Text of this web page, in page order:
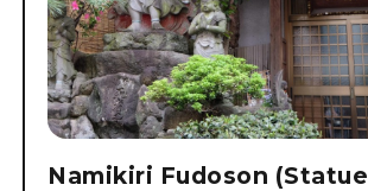
Namikiri Fudoson (Statue